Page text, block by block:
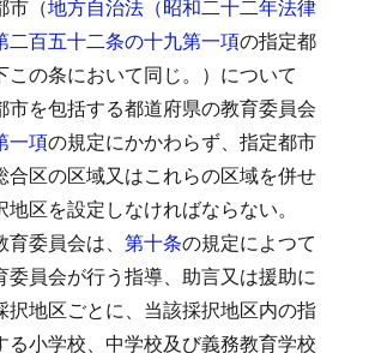
市（地方自治法（昭和二十二年法律
二百五十二条の十九第一項の指定都
この条において同じ。）について
市を包括する都道府県の教育委員会
一項の規定にかかわらず、指定都市
合区の区域又はこれらの区域を併せ
区を設定しなければならない。
委員会は、 第十条の規定によつて
委員会が行う指導、助言又は援助に
択地区ごとに、当該採択地区内の指
る小学校、中学校及び義務教育学校